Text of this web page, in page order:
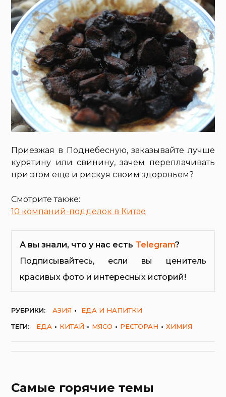
Приезжая в Поднебесную, заказывайте лучше
курятину или свинину, зачем переплачивать
при этом еще и рискуя своим здоровьем?
Смотрите также:
10 компаний-подделок в Китае
А вы знали, что у нас есть Telegram?
Подписывайтесь, если вы ценитель
красивых фото и интересных историй!
РУБРИКИ: АЗИЯ
ЕДА И НАПИТКИ
ТЕГИ:
ЕДА КИТАЙ МЯСО РЕСТОРАН ХИМИЯ
Самые горячие темы